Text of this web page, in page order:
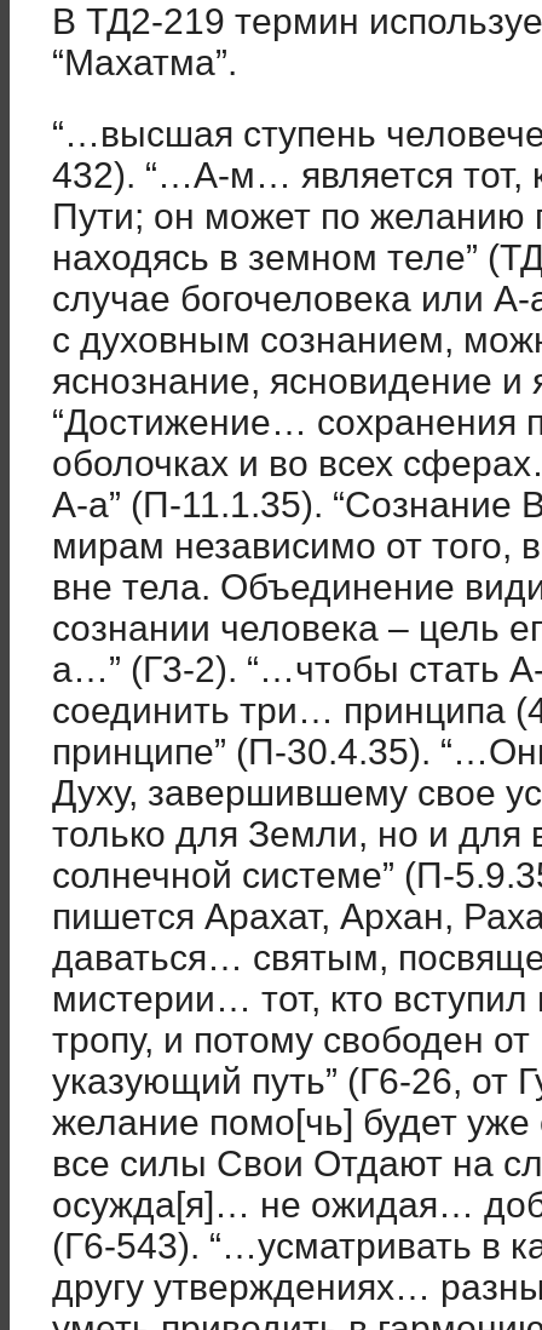
В ТД2-219 термин
“Махатма”.
“…высшая ступень
432). “…А-м… является тот,
Пути; он может по желанию
находясь в земном теле”
случае богочеловека или
с духовным сознанием,
яснознание, ясновидение
“Достижение… сохранения
оболочках и во всех
А-а” (П-11.1.35). “Сознание
мирам независимо от того,
вне тела. Объединение
сознании человека – цель
а…” (Г3-2). “…чтобы стать
соединить три… принципа
принципе” (П-30.4.35).
Духу, завершившему свое
только для Земли, но и
солнечной системе” (П-
пишется Арахат, Архан,
даваться… святым,
мистерии… тот, кто
тропу, и потому свободен
указующий путь” (Г6-26, от
желание помо[чь] будет
все силы Свои Отдают на
осужда[я]… не ожидая…
(Г6-543). “…усматривать в
другу утверждениях…